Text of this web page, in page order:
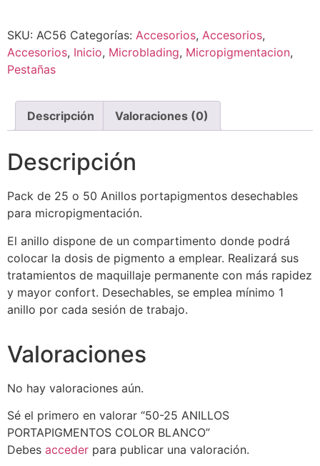
SKU: AC56 Categorías: Accesorios, Accesorios,
Accesorios, Inicio, Microblading, Micropigmentacion,
Pestañas
Descripción Valoraciones (0)
Descripción
Pack de 25 o 50 Anillos portapigmentos desechables
para micropigmentación.
El anillo dispone de un compartimento donde podrá
colocar la dosis de pigmento a emplear. Realizará sus
tratamientos de maquillaje permanente con más rapidez
y mayor confort. Desechables, se emplea mínimo 1
anillo por cada sesión de trabajo.
Valoraciones
No hay valoraciones aún.
Sé el primero en valorar “50-25 ANILLOS
PORTAPIGMENTOS COLOR BLANCO”
Debes acceder para publicar una valoración.